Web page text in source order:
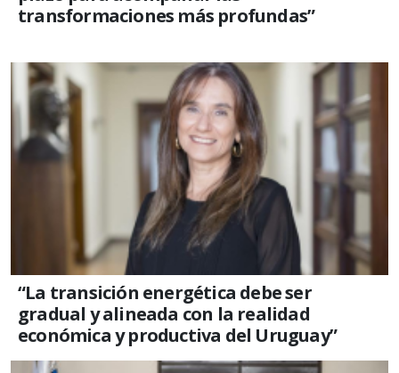
transformaciones más profundas”
“La transición energética debe ser
gradual y alineada con la realidad
económica y productiva del Uruguay”